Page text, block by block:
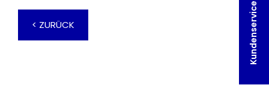
Kundenservice
< ZURÜCK